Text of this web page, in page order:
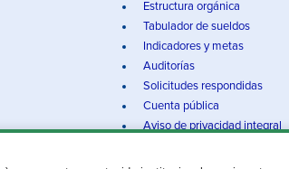
Estructura orgánica
Tabulador de sueldos
Indicadores y metas
Auditorías
Solicitudes respondidas
Cuenta pública
Aviso de privacidad integral